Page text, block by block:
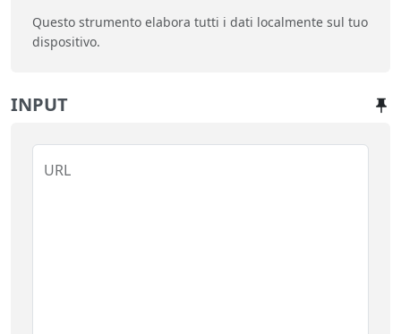
Questo strumento elabora tutti i dati localmente sul tuo
dispositivo.
INPUT
URL